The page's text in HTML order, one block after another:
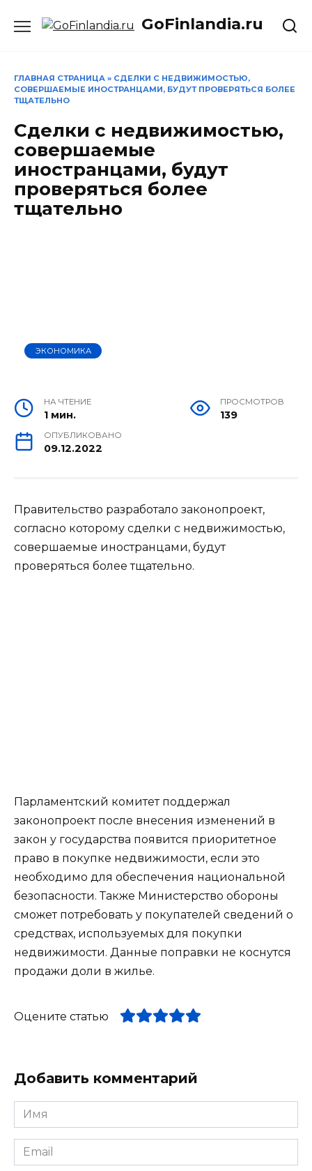
GoFinlandia.ru
ГЛАВНАЯ СТРАНИЦА » СДЕЛКИ С НЕДВИЖИМОСТЬЮ,
СОВЕРШАЕМЫЕ ИНОСТРАНЦАМИ, БУДУТ ПРОВЕРЯТЬСЯ БОЛЕЕ
ТЩАТЕЛЬНО
Сделки с недвижимостью,
совершаемые
иностранцами, будут
проверяться более
тщательно
ЭКОНОМИКА
НА ЧТЕНИЕ
1 мин.
ПРОСМОТРОВ
139
ОПУБЛИКОВАНО
09.12.2022
Правительство разработало законопроект,
согласно которому сделки с недвижимостью,
совершаемые иностранцами, будут
проверяться более тщательно.
Парламентский комитет поддержал
законопроект после внесения изменений в
закон у государства появится приоритетное
право в покупке недвижимости, если это
необходимо для обеспечения национальной
безопасности. Также Министерство обороны
сможет потребовать у покупателей сведений о
средствах, используемых для покупки
недвижимости. Данные поправки не коснутся
продажи доли в жилье.
Оцените статью
Добавить комментарий
Имя
*
Email
*